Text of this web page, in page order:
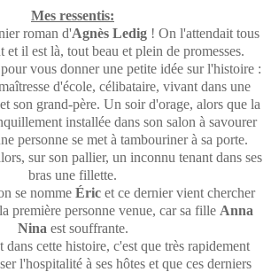
Mes ressentis:
roman d'Agnès Ledig ! On l'attendait tous
et il est là, tout beau et plein de promesses.
vous donner une petite idée sur l'histoire :
d'école, célibataire, vivant dans une
son grand-père. Un soir d'orage, alors que la
installée dans son salon à savourer
personne se met à tambouriner à sa porte.
sur son pallier, un inconnu tenant dans ses
bras une fillette.
se nomme Éricet ce dernier vient chercher
première personne venue, car sa fille Anna
Nina est souffrante.
dans cette histoire, c'est que très rapidement
l'hospitalité à ses hôtes et que ces derniers